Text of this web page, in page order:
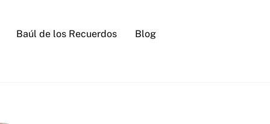
Baúl de los Recuerdos Blog